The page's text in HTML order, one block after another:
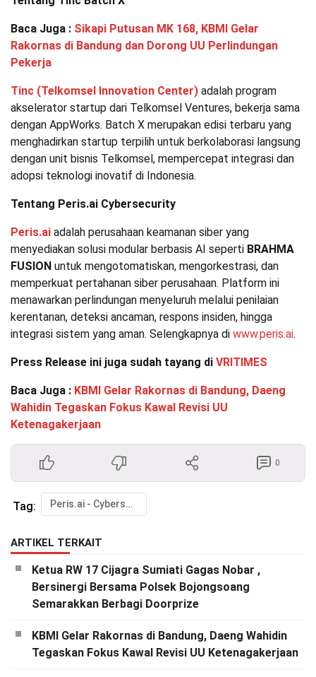
Baca Juga : Sikapi Putusan MK 168, KBMI Gelar
Rakornas di Bandung dan Dorong UU Perlindungan
Pekerja
Tinc (Telkomsel Innovation Center) adalah program
akselerator startup dari Telkomsel Ventures, bekerja sama
dengan AppWorks. Batch X merupakan edisi terbaru yang
menghadirkan startup terpilih untuk berkolaborasi langsung
dengan unit bisnis Telkomsel, mempercepat integrasi dan
adopsi teknologi inovatif di Indonesia.
Tentang Peris.ai Cybersecurity
Peris.ai adalah perusahaan keamanan siber yang
menyediakan solusi modular berbasis AI seperti BRAHMA
FUSION untuk mengotomatiskan, mengorkestrasi, dan
memperkuat pertahanan siber perusahaan. Platform ini
menawarkan perlindungan menyeluruh melalui penilaian
kerentanan, deteksi ancaman, respons insiden, hingga
integrasi sistem yang aman. Selengkapnya di www.peris.ai.
Press Release ini juga sudah tayang di VRITIMES
Baca Juga : KBMI Gelar Rakornas di Bandung, Daeng
Wahidin Tegaskan Fokus Kawal Revisi UU
Ketenagakerjaan
0
Tag: Peris.ai - Cybersecurity
ARTIKEL TERKAIT
Ketua RW 17 Cijagra Sumiati Gagas Nobar ,
Bersinergi Bersama Polsek Bojongsoang
Semarakkan Berbagi Doorprize
KBMI Gelar Rakornas di Bandung, Daeng Wahidin
Tegaskan Fokus Kawal Revisi UU Ketenagakerjaan